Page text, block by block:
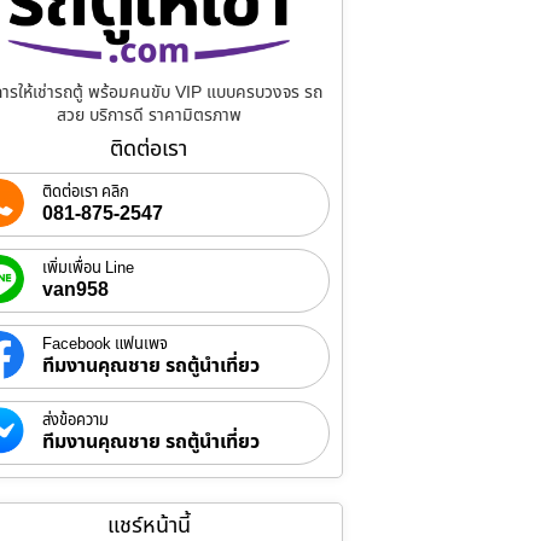
รให้เช่ารถตู้ พร้อมคนขับ VIP แบบครบวงจร รถ
สวย บริการดี ราคามิตรภาพ
ติดต่อเรา
ติดต่อเรา คลิก
081-875-2547
เพิ่มเพื่อน Line
van958
Facebook แฟนเพจ
ทีมงานคุณชาย รถตู้นำเที่ยว
ส่งข้อความ
ทีมงานคุณชาย รถตู้นำเที่ยว
แชร์หน้านี้